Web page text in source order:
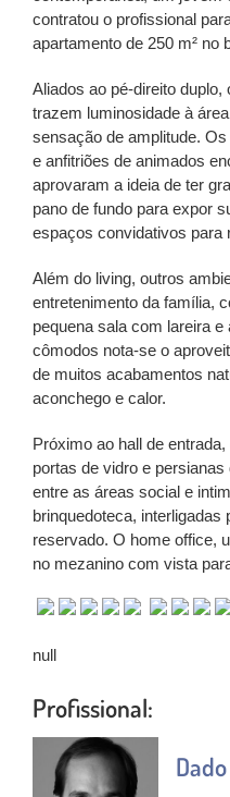
contratou o profissional
apartamento de 250 m² no
Aliados ao pé-direito
trazem luminosidade à
sensação de amplitude.
e anfitriões de animados
aprovaram a ideia de ter
pano de fundo para expor
espaços convidativos para
Além do living, outros
entretenimento da família,
pequena sala com lareira
cômodos nota-se o
de muitos acabamentos
aconchego e calor.
Próximo ao hall de
portas de vidro e
entre as áreas social e
brinquedoteca, interligadas
reservado. O home office,
no mezanino com vista
null
Profissional: